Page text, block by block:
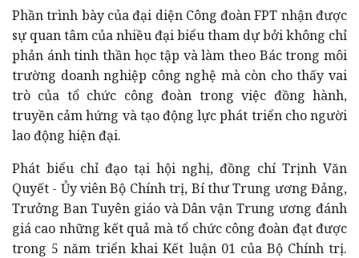
Phần trình bày của đại diện Công đoàn FPT nhận được
sự quan tâm của nhiều đại biểu tham dự bởi không chỉ
phản ánh tinh thần học tập và làm theo Bác trong môi
trường doanh nghiệp công nghệ mà còn cho thấy vai
trò của tổ chức công đoàn trong việc đồng hành,
truyền cảm hứng và tạo động lực phát triển cho người
lao động hiện đại.
Phát biểu chỉ đạo tại hội nghị, đồng chí Trịnh Văn
Quyết - Ủy viên Bộ Chính trị, Bí thư Trung ương Đảng,
Trưởng Ban Tuyên giáo và Dân vận Trung ương đánh
giá cao những kết quả mà tổ chức công đoàn đạt được
trong 5 năm triển khai Kết luận 01 của Bộ Chính trị.